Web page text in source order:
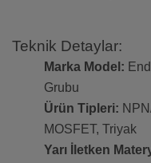
Teknik Detaylar:
Marka Model:
Grubu
Ürün Tipleri:
MOSFET, Triyak
Yarı İletken